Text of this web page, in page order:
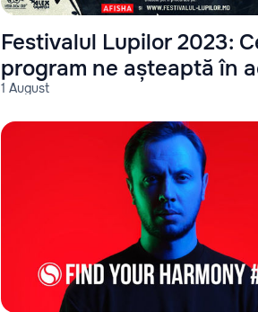
1 August
Festivalul Lupilor 2023:
program ne așteaptă în
an?